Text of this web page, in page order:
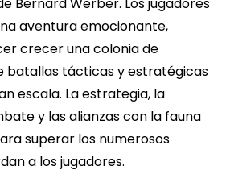
Bernard Werber. Los jugadores
aventura emocionante,
crecer una colonia de
batallas tácticas y estratégicas
escala. La estrategia, la
y las alianzas con la fauna
superar los numerosos
a los jugadores.